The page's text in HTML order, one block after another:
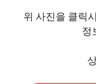
위 사진을 클릭
정